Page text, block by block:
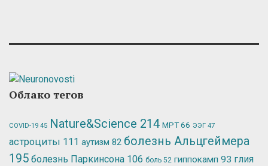
Облако тегов
COVID-19 45 Nature&Science 214 МРТ66 ЭЭГ 47
астроциты 111 аутизм 82 болезнь Альцгеймера
195 болезнь Паркинсона 106 боль 52 гиппокамп 93 глия